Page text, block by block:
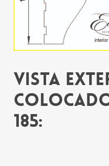
Vista
colocado
185: